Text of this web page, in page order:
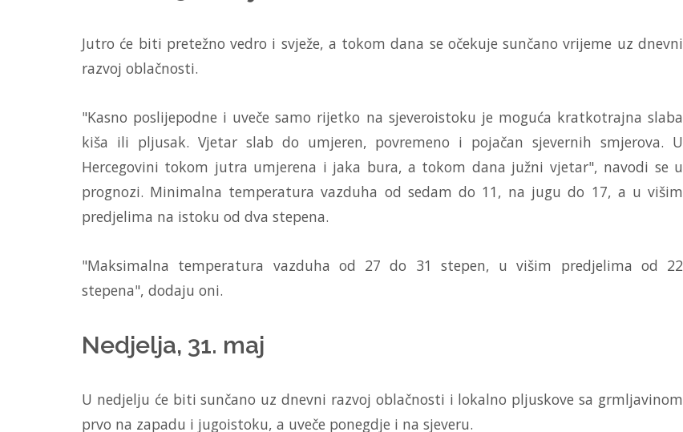
Jutro će biti pretežno vedro i svježe, a tokom dana se očekuje sunčano vrijeme uz dnevni
razvoj oblačnosti.
"Kasno poslijepodne i uveče samo rijetko na sjeveroistoku je moguća kratkotrajna slaba
kiša ili pljusak. Vjetar slab do umjeren, povremeno i pojačan sjevernih smjerova. U
Hercegovini tokom jutra umjerena i jaka bura, a tokom dana južni vjetar", navodi se u
prognozi. Minimalna temperatura vazduha od sedam do 11, na jugu do 17, a u višim
predjelima na istoku od dva stepena.
"Maksimalna temperatura vazduha od 27 do 31 stepen, u višim predjelima od 22
stepena", dodaju oni.
Nedjelja, 31. maj
U nedjelju će biti sunčano uz dnevni razvoj oblačnosti i lokalno pljuskove sa grmljavinom
prvo na zapadu i jugoistoku, a uveče ponegdje i na sjeveru.